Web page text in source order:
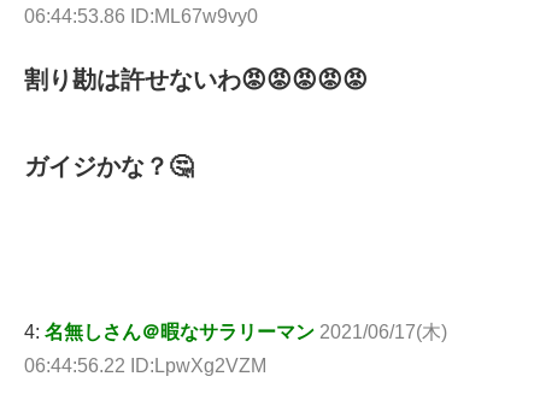
06:44:53.86 ID:ML67w9vy0
割り勘は許せないわ😡😡😡😡😡
ガイジかな？🤔
4: 名無しさん＠暇なサラリーマン 2021/06/17(木)
06:44:56.22 ID:LpwXg2VZM